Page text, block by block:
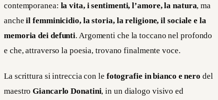
contemporanea: la vita, i sentimenti, l’amore, la natura, ma
ancheil femminicidio, la storia, la religione, il sociale e la
memoria dei defunti. Argomenti che la toccano nel profondo
e che, attraverso la poesia, trovano finalmente voce.
La scrittura si intreccia con le fotografie in bianco e nero del
maestroGiancarlo Donatini, in un dialogo visivo ed